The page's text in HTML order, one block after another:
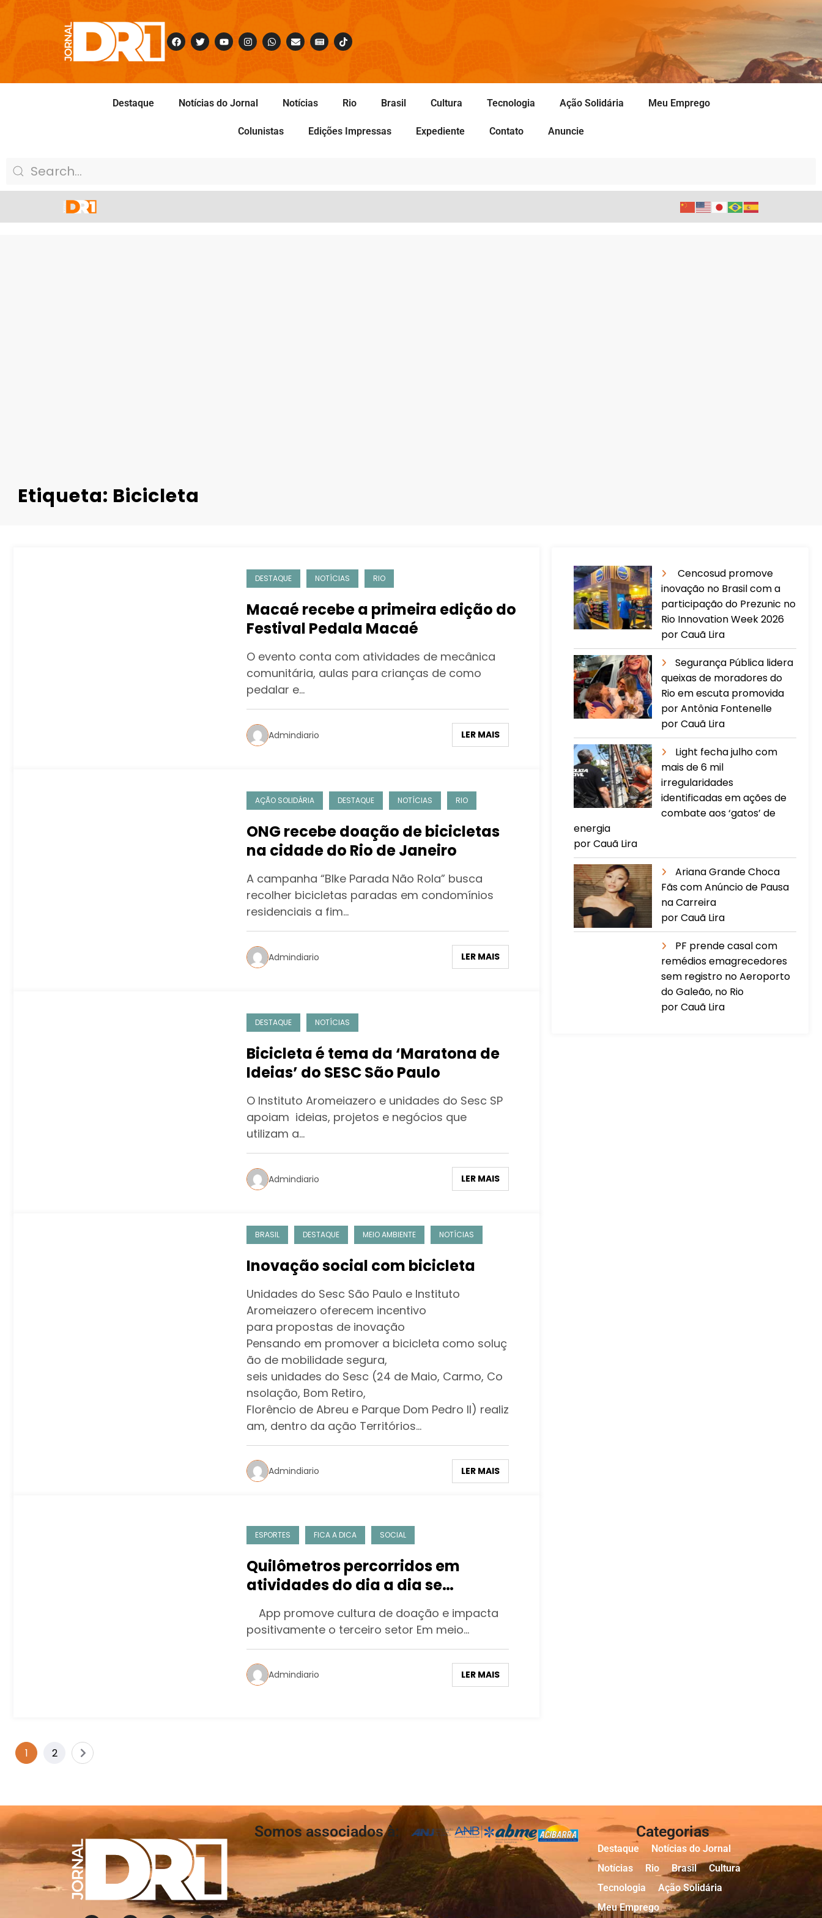
Destaque Notícias do Jornal Notícias Rio Brasil Cultura Tecnologia Ação Solidária Meu Emprego
Colunistas Edições Impressas Expediente Contato Anuncie
Etiqueta: Bicicleta
DESTAQUE NOTÍCIAS RIO
Macaé recebe a primeira edição do
Festival Pedala Macaé
O evento conta com atividades de mecânica
comunitária, aulas para crianças de como
pedalar e…
Admindiario LER MAIS
AÇÃO SOLIDÁRIA DESTAQUE NOTÍCIAS RIO
ONG recebe doação de bicicletas
na cidade do Rio de Janeiro
A campanha “BIke Parada Não Rola” busca
recolher bicicletas paradas em condomínios
residenciais a fim…
Admindiario LER MAIS
DESTAQUE NOTÍCIAS
Bicicleta é tema da ‘Maratona de
Ideias’ do SESC São Paulo
O Instituto Aromeiazero e unidades do Sesc SP
apoiam ideias, projetos e negócios que
utilizam a…
Admindiario LER MAIS
BRASIL DESTAQUE MEIO AMBIENTE NOTÍCIAS
Inovação social com bicicleta
Unidades do Sesc São Paulo e Instituto
Aromeiazero oferecem incentivo
para propostas de inovação
Pensando em promover a bicicleta como soluç
ão de mobilidade segura,
seis unidades do Sesc (24 de Maio, Carmo, Co
nsolação, Bom Retiro,
Florêncio de Abreu e Parque Dom Pedro II) realiz
am, dentro da ação Territórios…
Admindiario LER MAIS
ESPORTES FICA A DICA SOCIAL
Quilômetros percorridos em
atividades do dia a dia se
transformam em apoio financeiro
para ONGs
App promove cultura de doação e impacta
positivamente o terceiro setor Em meio…
Admindiario LER MAIS
1 2
Cencosud promove
inovação no Brasil com a
participação do Prezunic no
Rio Innovation Week 2026
por Cauã Lira
​Segurança Pública lidera
queixas de moradores do
Rio em escuta promovida
por Antônia Fontenelle
por Cauã Lira
Light fecha julho com
mais de 6 mil
irregularidades
identificadas em ações de
combate aos ‘gatos’ de
energia
por Cauã Lira
Ariana Grande Choca
Fãs com Anúncio de Pausa
na Carreira
por Cauã Lira
PF prende casal com
remédios emagrecedores
sem registro no Aeroporto
do Galeão, no Rio
por Cauã Lira
Somos associados à: Categorias
Destaque
Notícias do Jornal
Notícias
Rio Brasil
Cultura
Tecnologia
Ação Solidária
Meu Emprego